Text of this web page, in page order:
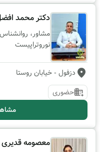
دکتر محمد
مشاور، روانشناس
نوروتراپیست
دزفول - خیابان روستا
حضوری
معصومه قدیری